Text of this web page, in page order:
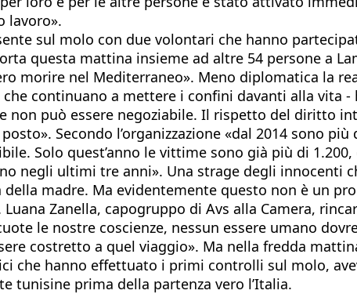
lavoro».
sul molo con due volontari che hanno
questa mattina insieme ad altre 54 persone a
morire nel Mediterraneo». Meno diplomatica la
continuano a mettere i confini davanti alla vita
non può essere negoziabile. Il rispetto del diritto
Secondo l’organizzazione «dal 2014 sono
Solo quest’anno le vittime sono già più di
negli ultimi tre anni». Una strage degli innocenti
madre. Ma evidentemente questo non è un
Zanella, capogruppo di Avs alla Camera,
le nostre coscienze, nessun essere umano
costretto a quel viaggio». Ma nella fredda
che hanno effettuato i primi controlli sul molo,
tunisine prima della partenza vero l’Italia.